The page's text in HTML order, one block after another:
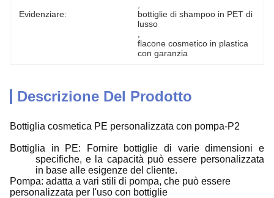
Evidenziare:
bottiglie di shampoo in PET di
lusso
flacone cosmetico in plastica
con garanzia
Descrizione Del Prodotto
Bottiglia cosmetica PE personalizzata con pompa-P2
Bottiglia in PE: Fornire bottiglie di varie dimensioni e
specifiche, e la capacità può essere personalizzata
in base alle esigenze del cliente.
Pompa: adatta a vari stili di pompa, che può essere
personalizzata per l'uso con bottiglie